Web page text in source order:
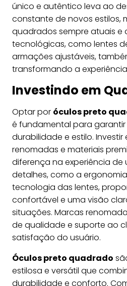
único e autêntico leva ao
constante de novos estilos,
quadrados sempre atuais e
tecnológicas, como lentes
armações ajustáveis,
transformando a
Investindo em
Optar por óculos preto
é fundamental para
durabilidade e estilo. Investir
renomadas e materiais
diferença na experiência de
detalhes, como a
tecnologia das lentes,
confortável e uma visão
situações. Marcas
de qualidade e suporte ao
satisfação do usuário.
Óculos preto quadrado
estilosa e versátil que
durabilidade e conforto.